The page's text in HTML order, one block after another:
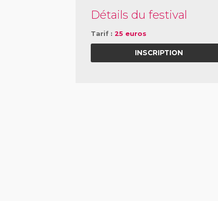
Détails du festival
Tarif :25 euros
INSCRIPTION